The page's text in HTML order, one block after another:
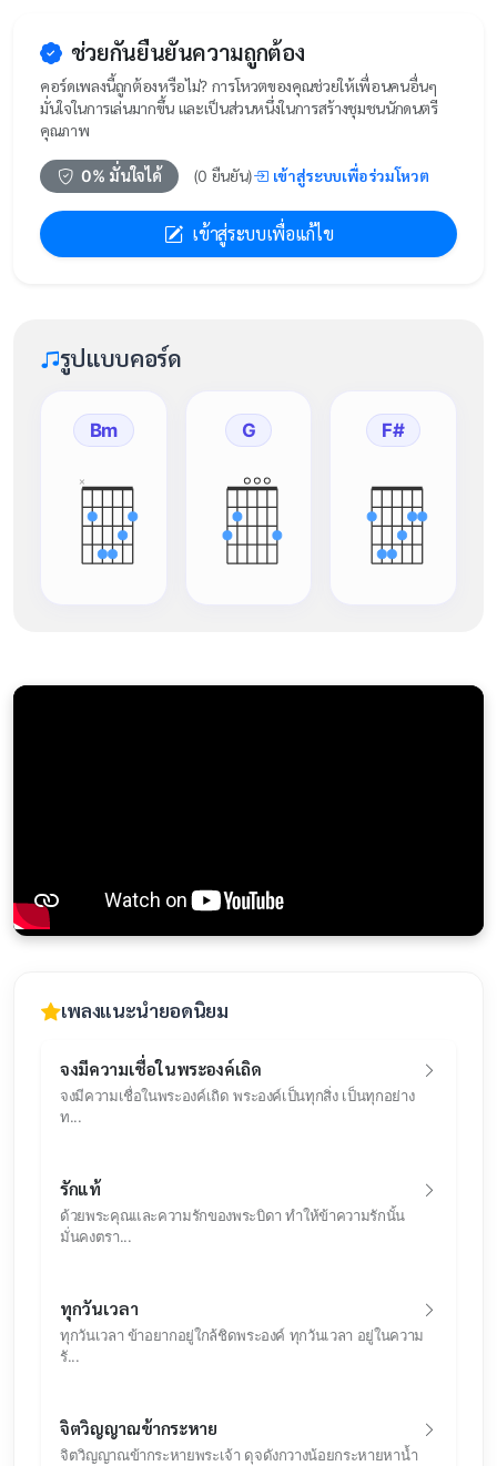
ช่วยกันยืนยันความถูกต้อง
คอร์ดเพลงนี้ถูกต้องหรือไม่? การโหวตของคุณช่วยให้เพื่อนคนอื่นๆ
มั่นใจในการเล่นมากขึ้น และเป็นส่วนหนึ่งในการสร้างชุมชนนักดนตรี
คุณภาพ
0% มั่นใจได้ (0 ยืนยัน) เข้าสู่ระบบเพื่อร่วมโหวต
เข้าสู่ระบบเพื่อแก้ไข
รูปแบบคอร์ด
Bm
×
G F#
เพลงแนะนำยอดนิยม
จงมีความเชื่อในพระองค์เถิด
จงมีความเชื่อในพระองค์เถิด พระองค์เป็นทุกสิ่ง เป็นทุกอย่าง
ท...
รักแท้
ด้วยพระคุณและความรักของพระบิดา ทำให้ข้าความรักนั้น
มั่นคงตรา...
ทุกวันเวลา
ทุกวันเวลา ข้าอยากอยู่ใกล้ชิดพระองค์ ทุกวันเวลา อยู่ในความ
รั...
จิตวิญญาณข้ากระหาย
จิตวิญญาณข้ากระหายพระเจ้า ดุจดังกวางน้อยกระหายหาน้ำ